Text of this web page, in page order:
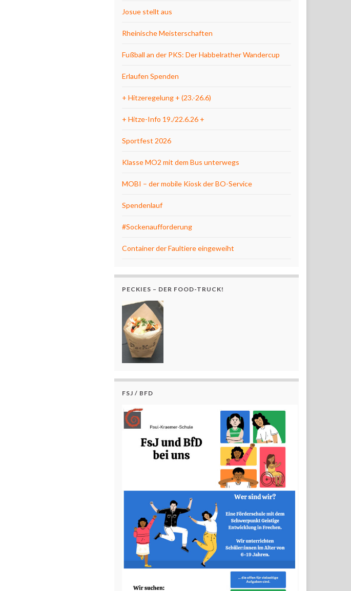
Josue stellt aus
Rheinische Meisterschaften
Fußball an der PKS: Der Habbelrather Wandercup
Erlaufen Spenden
+ Hitzeregelung + (23.-26.6)
+ Hitze-Info 19./22.6.26 +
Sportfest 2026
Klasse MO2 mit dem Bus unterwegs
MOBI – der mobile Kiosk der BO-Service
Spendenlauf
#Sockenaufforderung
Container der Faultiere eingeweiht
PECKIES – DER FOOD-TRUCK!
FSJ / BFD